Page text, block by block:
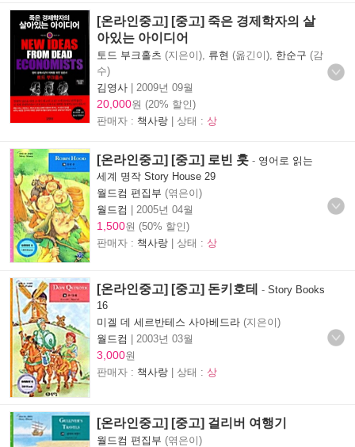
[온라인중고] [중고] 죽은 경제학자의 살
아있는 아이디어
토드 부크홀츠 (지은이), 류현 (옮긴이), 한순구 (감
수)
김영사 | 2009년 09월
20,000원 (20% 할인)
판매자 : 책사랑 | 상태 : 상
[온라인중고] [중고] 로빈 훗 - 영어로 읽는
세계 명작 Story House 29
월드컴 편집부 (엮은이)
월드컴 | 2005년 04월
1,500원 (50% 할인)
판매자 : 책사랑 | 상태 : 상
[온라인중고] [중고] 돈키호테 - Story Books
16
미겔 데 세르반테스 사아베드라 (지은이)
월드컴 | 2003년 03월
3,000원
판매자 : 책사랑 | 상태 : 상
[온라인중고] [중고] 걸리버 여행기
월드컴 편집부 (엮은이)